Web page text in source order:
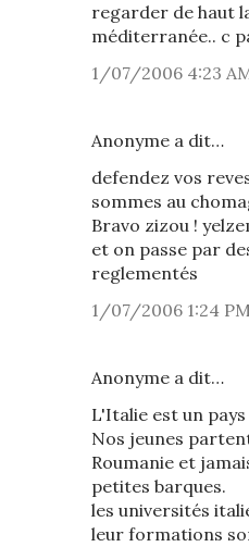
regarder de haut
méditerranée.. c
1/07/2006 4:23
Anonyme a dit…
defendez vos
sommes au
Bravo zizou !
et on passe par
reglementés
1/07/2006 1:24
Anonyme a dit…
L'Italie est un
Nos jeunes
Roumanie et
petites barques.
les universités
leur formations